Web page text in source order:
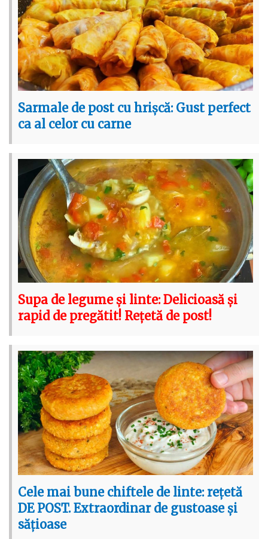
Sarmale de post cu hrișcă: Gust perfect
ca al celor cu carne
Supa de legume și linte: Delicioasă și
rapid de pregătit! Rețetă de post!
Cele mai bune chiftele de linte: rețetă
DE POST. Extraordinar de gustoase și
sățioase